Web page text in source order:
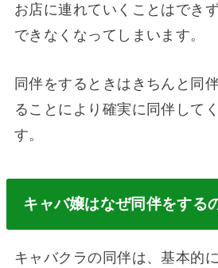
お店に連れていくことはでき
できなくなってしまいます。
同伴をするときはきちんと同
ることにより確実に同伴して
す。
キャバ嬢はなぜ同伴をする
キャバクラの同伴は、基本的